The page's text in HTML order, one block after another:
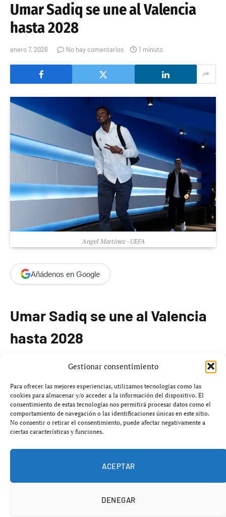
Gestionar consentimiento
Para ofrecer las mejores experiencias, utilizamos tecnologías como las
cookies para almacenar y/o acceder a la información del dispositivo. El
consentimiento de estas tecnologías nos permitirá procesar datos como el
comportamiento de navegación o las identificaciones únicas en este sitio.
No consentir o retirar el consentimiento, puede afectar negativamente a
ciertas características y funciones.
ACEPTAR
DENEGAR
Umar Sadiq se une al Valencia
hasta 2028
enero 7, 2026 No hay comentarios 1 minuto
Angel Martinez - UEFA
Añádenos en Google
Umar Sadiq se une al Valencia
hasta 2028
El delantero nigerianoUmar Sadiqse encuentra en
hasta el año2028. El club che llegó a un acuerdo con la
Real Sociedadpara el traspaso del futbolista, cuyo valor
oscila entre los3 y 4 millones de euros, dependiendo
de las cláusulas por objetivos establecidas en su
contrato.
Valenciana. El delantero ha recibido el permiso del club